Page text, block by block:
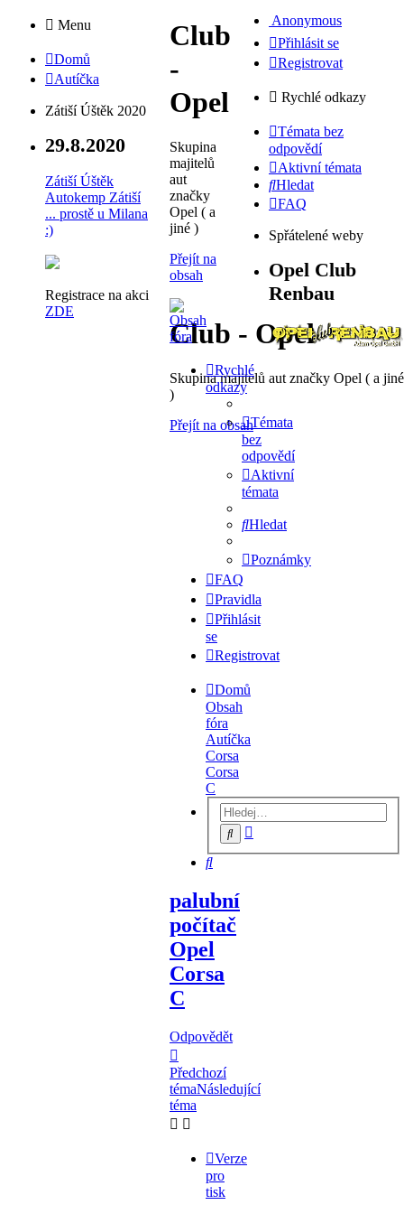
Menu
Domů
Autíčka
Zátiší Úštěk 2020
29.8.2020
Zátiší Úštěk
Autokemp Zátiší
... prostě u Milana
:)
Registrace na akci
ZDE
Club
-
Opel
Skupina
majitelů
aut
značky
Opel ( a
jiné )
Přejít na
obsah
Club - Opel
Skupina majitelů aut značky Opel ( a jiné
)
Přejít na obsah
Rychlé
odkazy
Témata
bez
odpovědí
Aktivní
témata
Hledat
Poznámky
FAQ
Pravidla
Přihlásit
se
Registrovat
Domů
Obsah
fóra
Autíčka
Corsa
Corsa
C
Hledat
Hledat
palubní
počítač
Opel
Corsa
C
Odpovědět
Předchozí
témaNásledující
téma
Verze
pro
tisk
Anonymous
Přihlásit se
Registrovat
Rychlé odkazy
Témata bez
odpovědí
Aktivní témata
Hledat
FAQ
Spřátelené weby
Opel Club
Renbau